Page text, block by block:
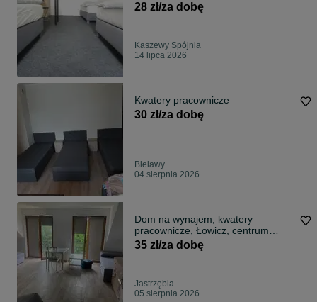
28 zł/za dobę
Kaszewy Spójnia
14 lipca 2026
Kwatery pracownicze
30 zł/za dobę
Bielawy
04 sierpnia 2026
Dom na wynajem, kwatery
pracownicze, Łowicz, centrum
miasta
35 zł/za dobę
Jastrzębia
05 sierpnia 2026